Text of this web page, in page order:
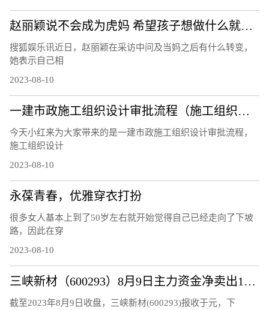
赵丽颖说不会成为虎妈 希望孩子想做什么就做什么
搜狐娱乐讯近日，赵丽颖在采访中问及当妈之后有什么转变，
她表示自己相
2023-08-10
一建市政施工组织设计审批流程（施工组织设计审批流程）
今天小红来为大家带来的是一建市政施工组织设计审批流程，
施工组织设计
2023-08-10
永葆青春，优雅穿衣打扮
很多女人基本上到了50岁左右就开始觉得自己已经走向了下坡
路，因此在穿
2023-08-10
三峡新材（600293）8月9日主力资金净卖出120.48万元
截至2023年8月9日收盘，三峡新材(600293)报收于元，下